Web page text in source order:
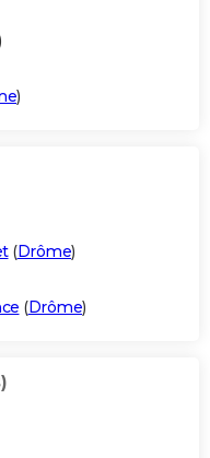
)
(Drôme)
(Drôme)